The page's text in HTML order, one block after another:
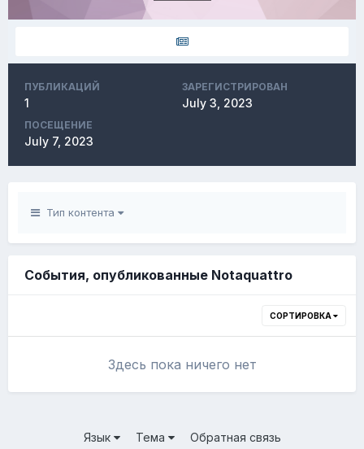
ПУБЛИКАЦИЙ
1
ЗАРЕГИСТРИРОВАН
July 3, 2023
ПОСЕЩЕНИЕ
July 7, 2023
Тип контента
События, опубликованные Notaquattro
СОРТИРОВКА
Здесь пока ничего нет
Язык Тема Обратная связь